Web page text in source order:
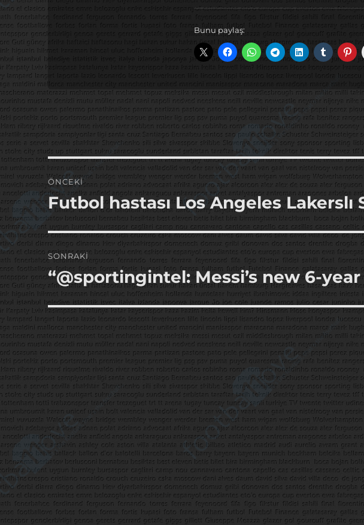
Bunu paylaş:
Yazı
gezinmesi
ÖNCEKI
Önceki
yazı:
Futbol hastası Los Angeles Lakerslı
SONRAKI
Sonraki
yazı:
“@sportingintel: Messi’s new 6-